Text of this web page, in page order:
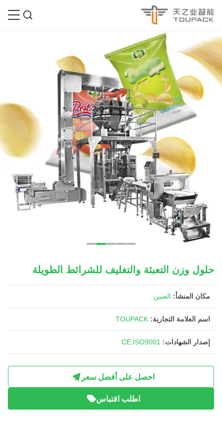
حلول وزن التعبئة والتغليف للشرائط الطويلة
مكان المنشأ: الصين
اسم العلامة التجارية: TOUPACK
إصدار الشهادات: CE,ISO9001
احصل على أفضل سعر
اطلب اقتباس